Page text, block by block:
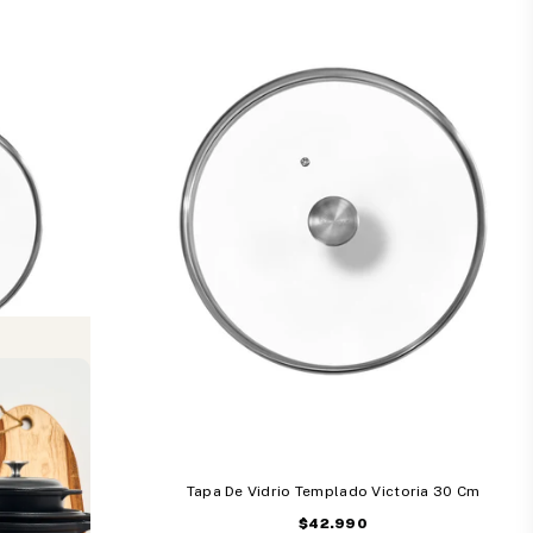
20 Cm Tapa De Vidrio Templado Victoria 30 Cm
Precio
$42.990